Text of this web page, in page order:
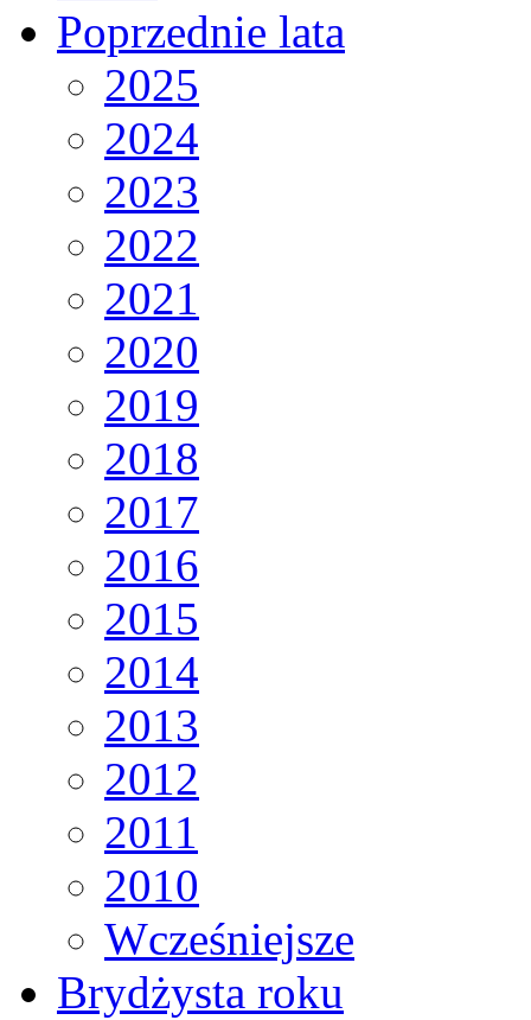
Poprzednie lata
2025
2024
2023
2022
2021
2020
2019
2018
2017
2016
2015
2014
2013
2012
2011
2010
Wcześniejsze
Brydżysta roku